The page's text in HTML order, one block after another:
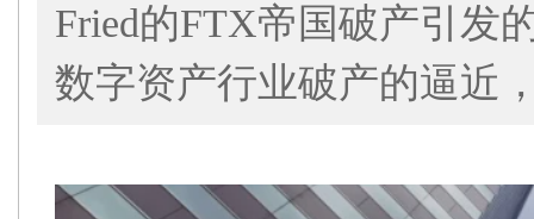
Fried的FTX帝国破产引发
数字资产行业破产的逼近